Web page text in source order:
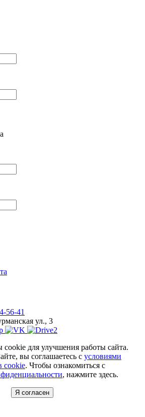
56-41
ул., 3
для улучшения работы сайта.
вы соглашаетесь с условиями
cookie. Чтобы ознакомиться с
, нажмите здесь.
Я согласен